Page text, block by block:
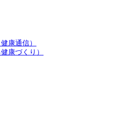
康通信）
康づくり）